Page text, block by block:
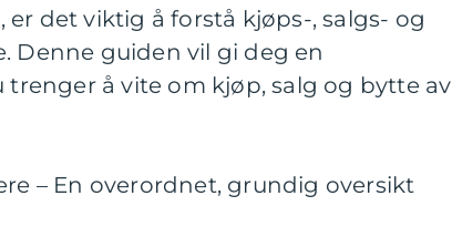
det viktig å forstå kjøps-, salgs- og
Denne guiden vil gi deg en
å vite om kjøp, salg og bytte av
– En overordnet, grundig oversikt